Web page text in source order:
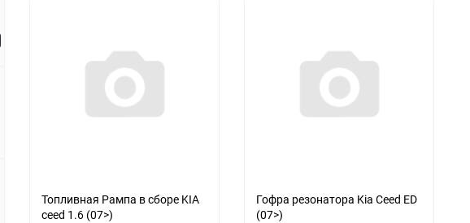
Топливная Рампа в сборе KIA
ceed 1.6 (07>)
Гофра резонатора Kia Ceed ED
(07>)